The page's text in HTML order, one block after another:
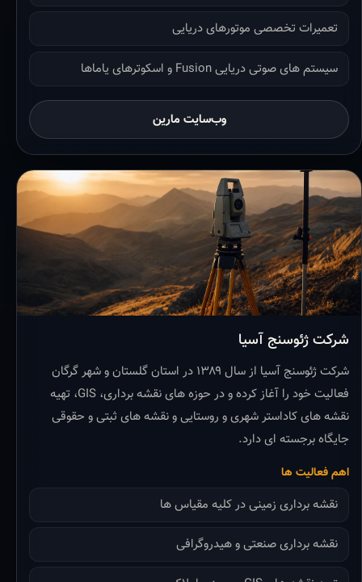
تعمیرات تخصصی موتورهای دریایی
سیستم های صوتی دریایی Fusion و اسکوترهای یاماها
وب‌سایت مارین
شرکت ژئوسنج آسیا
شرکت ژئوسنج آسیا از سال ۱۳۸۹ در استان گلستان و شهر گرگان
فعالیت خود را آغاز کرده و در حوزه های نقشه برداری، GIS، تهیه
نقشه های کاداستر شهری و روستایی و نقشه های ثبتی و حقوقی
جایگاه برجسته ای دارد.
اهم فعالیت ها
نقشه برداری زمینی در کلیه مقیاس ها
نقشه برداری صنعتی و هیدروگرافی